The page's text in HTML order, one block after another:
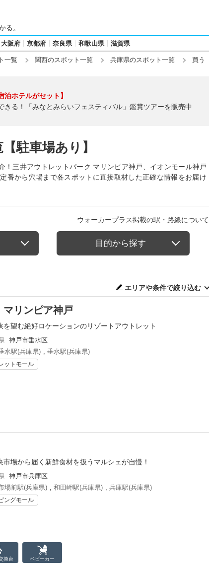
る。
大阪府 京都府 奈良県 和歌山県 滋賀県
一覧 関西のスポット一覧 兵庫県のスポット一覧 買う
泊ホテルがセット】
きる！「みなとみらいフェスティバル」鑑賞ツアーを販売中
駐車場あり】
！三井アウトレットパーク マリンピア神戸、イオンモール神戸
番から穴場まで各スポットに直接取材した正確な情報をお届け
ウォーカープラス掲載の駅・路線について
目的から探す
エリアや条件で絞り込む
マリンピア神戸
を望む絶好ロケーションのリゾートアウトレット
神戸市垂水区
水駅(兵庫県) , 垂水駅(兵庫県)
ットモール
市場から届く新鮮食材を扱うマルシェが自慢！
神戸市兵庫区
場前駅(兵庫県) , 和田岬駅(兵庫県) , 兵庫駅(兵庫県)
ングモール
換台 ベビーカー